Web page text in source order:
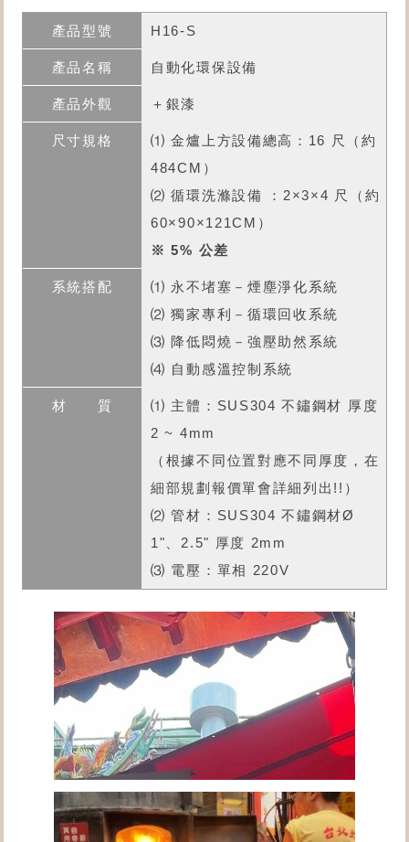
H16-S
自動化環保設備
＋銀漆
⑴ 金爐上方設備總高：16 尺（約
484CM）
⑵ 循環洗滌設備 ：2×3×4 尺（約
60×90×121CM）
※ 5% 公差
⑴ 永不堵塞－煙塵淨化系統
⑵ 獨家專利－循環回收系統
⑶ 降低悶燒－強壓助然系統
⑷ 自動感溫控制系統
⑴ 主體：SUS304 不鏽鋼材 厚度
2 ~ 4mm
（根據不同位置對應不同厚度，在
細部規劃報價單會詳細列出!!）
⑵ 管材：SUS304 不鏽鋼材Ø
1"、2.5" 厚度 2mm
⑶ 電壓：單相 220V